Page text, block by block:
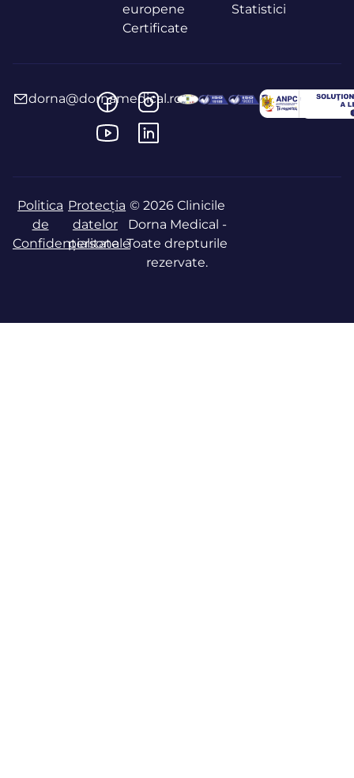
europene
Certificate
Statistici
dorna@dornamedical.ro
Politica
de
Confidențialitate
Protecția
datelor
personale
© 2026 Clinicile
Dorna Medical -
Toate drepturile
rezervate.